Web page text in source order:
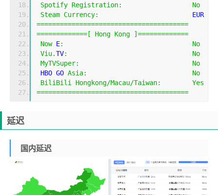
Spotify Registration:
No
Steam Currency:
                        EUR
=======================================
=============[
Hong Kong
]=============
Now E:
No
Viu.TV:
No
MyTVSuper:
No
HBO GO Asia:
No
BiliBili
Hongkong/Macau/Taiwan:
Yes
=======================================
延迟
国内延迟